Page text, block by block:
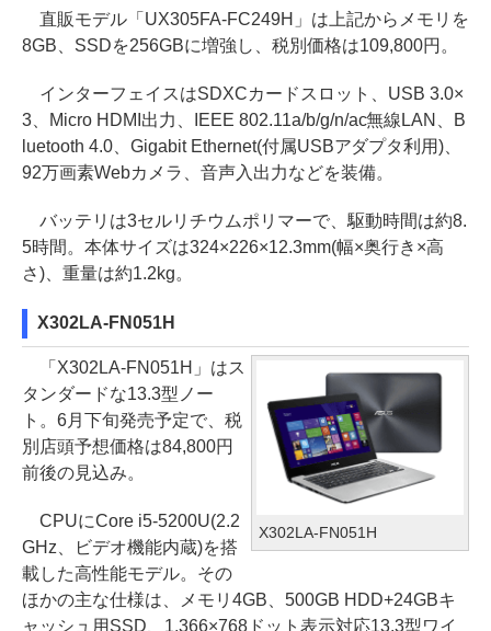
直販モデル「UX305FA-FC249H」は上記からメモリを
8GB、SSDを256GBに増強し、税別価格は109,800円。
インターフェイスはSDXCカードスロット、USB 3.0×
3、Micro HDMI出力、IEEE 802.11a/b/g/n/ac無線LAN、B
luetooth 4.0、Gigabit Ethernet(付属USBアダプタ利用)、
92万画素Webカメラ、音声入出力などを装備。
バッテリは3セルリチウムポリマーで、駆動時間は約8.
5時間。本体サイズは324×226×12.3mm(幅×奥行き×高
さ)、重量は約1.2kg。
X302LA-FN051H
X302LA-FN051H
「X302LA-FN051H」はス
タンダードな13.3型ノー
ト。6月下旬発売予定で、税
別店頭予想価格は84,800円
前後の見込み。
CPUにCore i5-5200U(2.2
GHz、ビデオ機能内蔵)を搭
載した高性能モデル。その
ほかの主な仕様は、メモリ4GB、500GB HDD+24GBキ
ャッシュ用SSD、1,366×768ドット表示対応13.3型ワイ